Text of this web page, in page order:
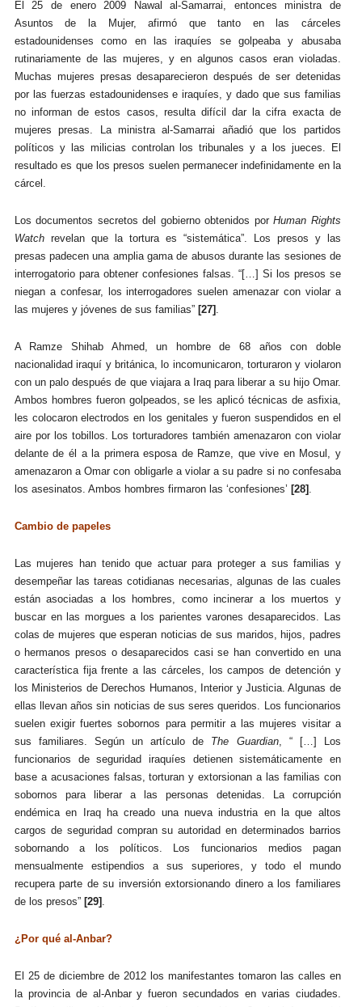
El 25 de enero 2009 Nawal al-Samarrai, entonces ministra de
Asuntos de la Mujer, afirmó que tanto en las cárceles
estadounidenses como en las iraquíes se golpeaba y abusaba
rutinariamente de las mujeres, y en algunos casos eran violadas.
Muchas mujeres presas desaparecieron después de ser detenidas
por las fuerzas estadounidenses e iraquíes, y dado que sus familias
no informan de estos casos, resulta difícil dar la cifra exacta de
mujeres presas. La ministra al-Samarrai añadió que los partidos
políticos y las milicias controlan los tribunales y a los jueces. El
resultado es que los presos suelen permanecer indefinidamente en la
cárcel.
Los documentos secretos del gobierno obtenidos porHuman Rights
Watchrevelan que la tortura es “sistemática”. Los presos y las
presas padecen una amplia gama de abusos durante las sesiones de
interrogatorio para obtener confesiones falsas. “[…] Si los presos se
niegan a confesar, los interrogadores suelen amenazar con violar a
las mujeres y jóvenes de sus familias” [27]
A Ramze Shihab Ahmed, un hombre de 68 años con doble
nacionalidad iraquí y británica, lo incomunicaron, torturaron y violaron
con un palo después de que viajara a Iraq para liberar a su hijo Omar.
Ambos hombres fueron golpeados, se les aplicó técnicas de asfixia,
les colocaron electrodos en los genitales y fueron suspendidos en el
aire por los tobillos. Los torturadores también amenazaron con violar
delante de él a la primera esposa de Ramze, que vive en Mosul, y
amenazaron a Omar con obligarle a violar a su padre si no confesaba
los asesinatos. Ambos hombres firmaron las ‘confesiones’ [28]
Cambio de papeles
Las mujeres han tenido que actuar para proteger a sus familias y
desempeñar las tareas cotidianas necesarias, algunas de las cuales
están asociadas a los hombres, como incinerar a los muertos y
buscar en las morgues a los parientes varones desaparecidos. Las
colas de mujeres que esperan noticias de sus maridos, hijos, padres
o hermanos presos o desaparecidos casi se han convertido en una
característica fija frente a las cárceles, los campos de detención y
los Ministerios de Derechos Humanos, Interior y Justicia. Algunas de
ellas llevan años sin noticias de sus seres queridos. Los funcionarios
suelen exigir fuertes sobornos para permitir a las mujeres visitar a
sus familiares. Según un artículo de The Guardian, “ […] Los
funcionarios de seguridad iraquíes detienen sistemáticamente en
base a acusaciones falsas, torturan y extorsionan a las familias con
sobornos para liberar a las personas detenidas. La corrupción
endémica en Iraq ha creado una nueva industria en la que altos
cargos de seguridad compran su autoridad en determinados barrios
sobornando a los políticos. Los funcionarios medios pagan
mensualmente estipendios a sus superiores, y todo el mundo
recupera parte de su inversión extorsionando dinero a los familiares
de los presos” [29]
¿Por qué al-Anbar?
El 25 de diciembre de 2012 los manifestantes tomaron las calles en
la provincia de al-Anbar y fueron secundados en varias ciudades.